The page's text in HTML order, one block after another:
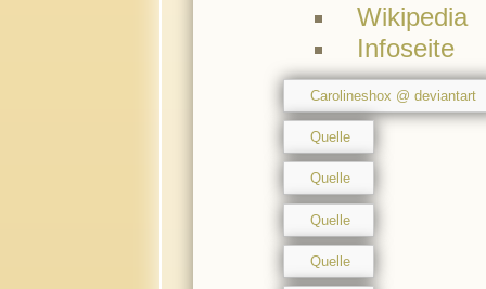
Wikipedia
Infoseite
Carolineshox @ deviantart
Quelle
Quelle
Quelle
Quelle